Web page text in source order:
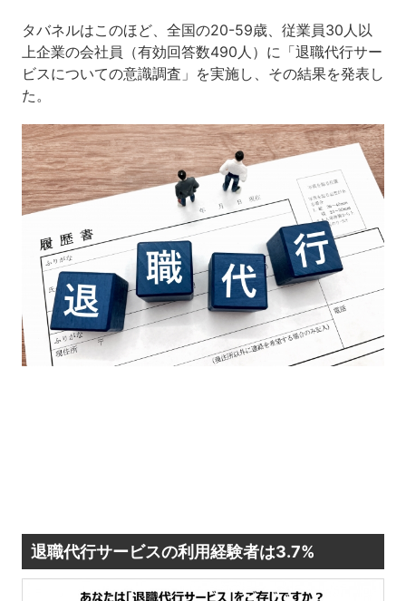
タバネルはこのほど、全国の20-59歳、従業員30人以
上企業の会社員（有効回答数490人）に「退職代行サー
ビスについての意識調査」を実施し、その結果を発表し
た。
退職代行サービスの利用経験者は3.7%